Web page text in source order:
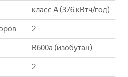
класс A (376 кВтч/год)
2
R600a (изобутан)
2